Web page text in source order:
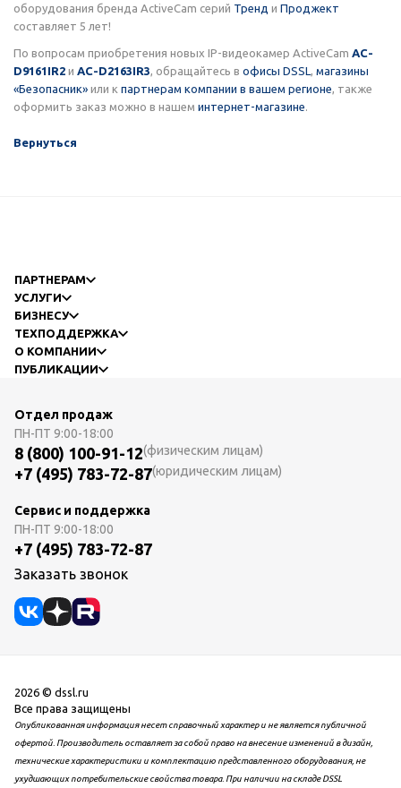
оборудования бренда ActiveCam серий Тренд и Проджект
составляет 5 лет!
По вопросам приобретения новых IP-видеокамер ActiveCam AC-
D9161IR2 и AC-D2163IR3, обращайтесь в офисы DSSL, магазины
«Безопасник» или к партнерам компании в вашем регионе, также
оформить заказ можно в нашем интернет-магазине.
Вернуться
ПАРТНЕРАМ
УСЛУГИ
БИЗНЕСУ
ТЕХПОДДЕРЖКА
О КОМПАНИИ
ПУБЛИКАЦИИ
Отдел продаж
ПН-ПТ 9:00-18:00
8 (800) 100-91-12(физическим лицам)
+7 (495) 783-72-87(юридическим лицам)
Сервис и поддержка
ПН-ПТ 9:00-18:00
+7 (495) 783-72-87
Заказать звонок
2026 © dssl.ru
Все права защищены
Опубликованная информация несет справочный характер и не является публичной
офертой. Производитель оставляет за собой право на внесение изменений в дизайн,
технические характеристики и комплектацию представленного оборудования, не
ухудшающих потребительские свойства товара. При наличии на складе DSSL